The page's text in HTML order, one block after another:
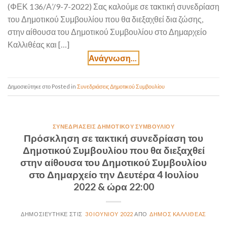
(ΦΕΚ 136/Α’/9-7-2022) Σας καλούμε σε τακτική συνεδρίαση
του Δημοτικού Συμβουλίου που θα διεξαχθεί δια ζώσης,
στην αίθουσα του Δημοτικού Συμβουλίου στο Δημαρχείο
Καλλιθέας και […]
Posted in Συνεδριάσεις Δημοτικού Συμβουλίου
ΣΥΝΕΔΡΙΆΣΕΙΣ ΔΗΜΟΤΙΚΟΎ ΣΥΜΒΟΥΛΊΟΥ
Πρόσκληση σε τακτική συνεδρίαση του
Δημοτικού Συμβουλίου που θα διεξαχθεί
στην αίθουσα του Δημοτικού Συμβουλίου
στο Δημαρχείο την Δευτέρα 4 Ιουλίου
2022 & ώρα 22:00
30 ΙΟΥΝΊΟΥ 2022 ΔΉΜΟΣ ΚΑΛΛΙΘΈΑΣ